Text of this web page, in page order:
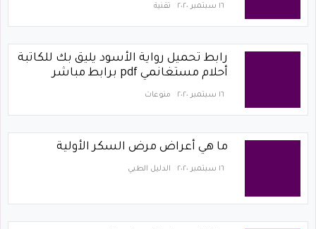
١٦ سبتمبر ٢٠٢٠ تقنية
رابط تحميل رواية الأسود يليق بك للكاتبة
أحلام مستغانمي pdf برابط مباشر
١٦ سبتمبر ٢٠٢٠ منوعات
ما هي أعراض مرض السكر الأولية
١٦ سبتمبر ٢٠٢٠ الدليل الطبي